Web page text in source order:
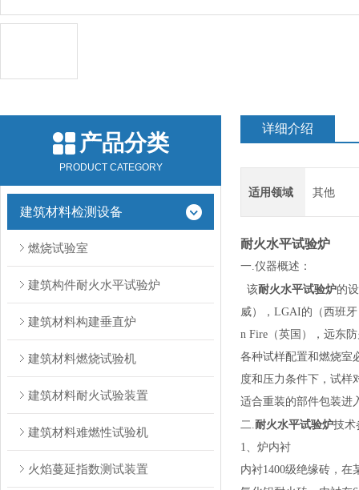
产品分类
PRODUCT CATEGORY
建筑材料检测设备
燃烧试验室
建筑构件耐火水平试验炉
建筑材料构建垂直炉
建筑材料燃烧试验机
建筑材料耐火试验装置
建筑材料难燃性试验机
火焰蔓延指数测试装置
详细介绍
适用领域 其他
耐火水平试验炉
一.仪器概述：
该耐火水平试验炉的
威），LGAI的（西班牙
n Fire（英国），远东
各种试样配置和燃烧室
度和压力条件下，试样
适合重装的部件包装进
二.耐火水平试验炉技术
1、炉内衬
内衬1400级绝缘砖，